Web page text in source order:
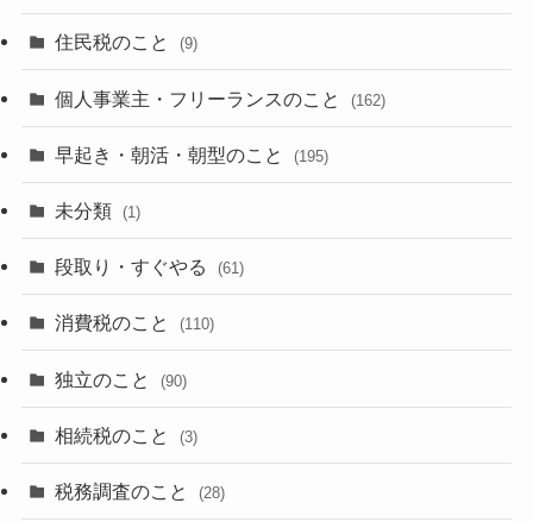
住民税のこと (9)
個人事業主・フリーランスのこと (162)
早起き・朝活・朝型のこと (195)
未分類 (1)
段取り・すぐやる (61)
消費税のこと (110)
独立のこと (90)
相続税のこと (3)
税務調査のこと (28)